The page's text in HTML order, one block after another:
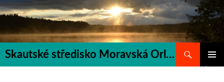
Přejít
k
obsahu
webu
Skautské středisko Moravská Orlice
Hledat